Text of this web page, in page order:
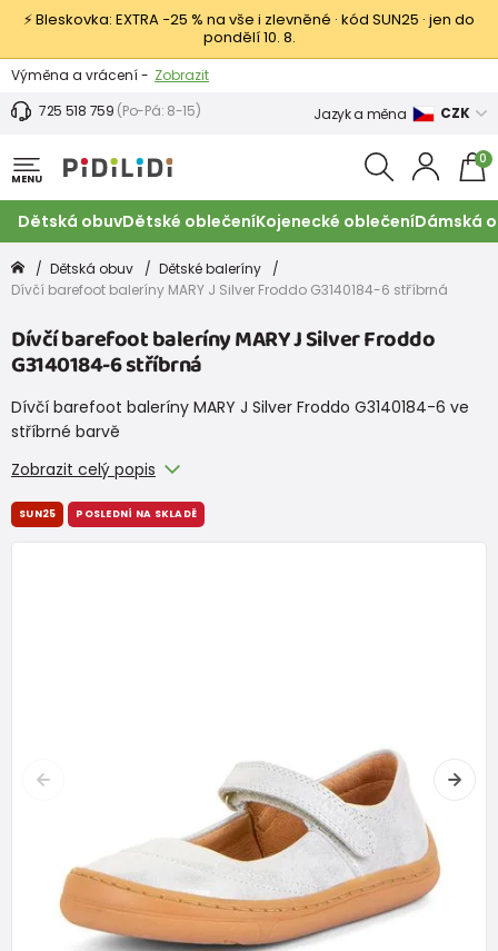
⚡ Bleskovka: EXTRA −25 % na vše i zlevněné · kód SUN25 · jen do
pondělí 10. 8.
Výměna a vrácení - Zobrazit
Sleva 100 Kč na první nákup -
725 518 759 (Po-Pá: 8-15) Jazyk a měna CZK
MENU
0
Dětská obuvDětské oblečeníKojenecké oblečeníDámská
Dětská obuv
Dětské baleríny
Dívčí barefoot baleríny MARY J Silver Froddo G3140184-6 stříbrná
Dívčí barefoot baleríny MARY J Silver Froddo
G3140184-6 stříbrná
Dívčí barefoot baleríny MARY J Silver Froddo G3140184-6 ve
stříbrné barvě
Zobrazit celý popis
SUN25 POSLEDNÍ NA SKLADĚ